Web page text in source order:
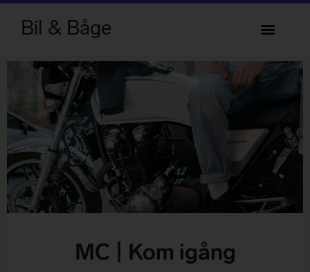
Bil & Båge
MC | Kom igång